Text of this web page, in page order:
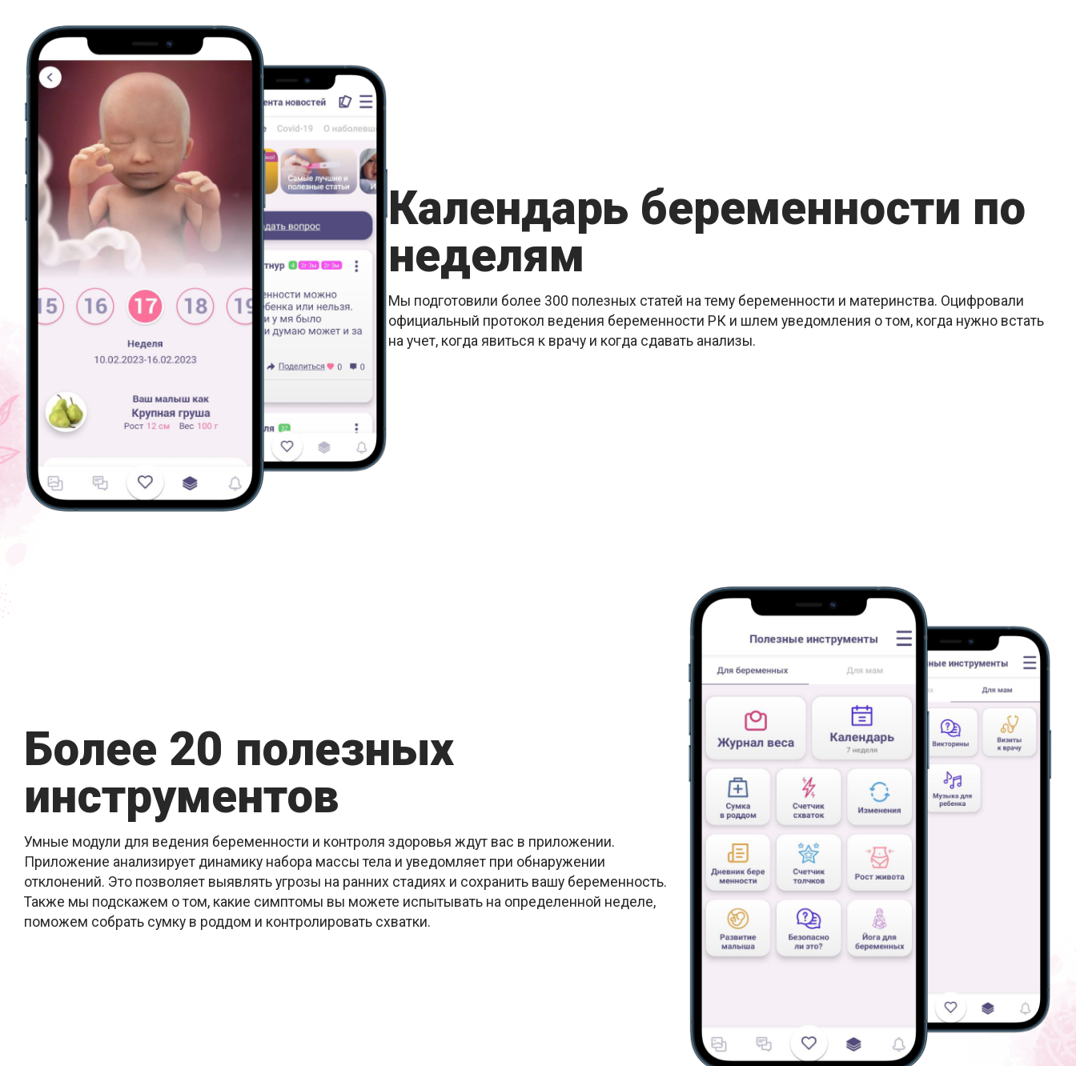
Календарь беременности по
неделям
Мы подготовили более 300 полезных статей на тему беременности и материнства. Оцифровали
официальный протокол ведения беременности РК и шлем уведомления о том, когда нужно встать
на учет, когда явиться к врачу и когда сдавать анализы.
Более 20 полезных
инструментов
Умные модули для ведения беременности и контроля здоровья ждут вас в приложении.
Приложение анализирует динамику набора массы тела и уведомляет при обнаружении
отклонений. Это позволяет выявлять угрозы на ранних стадиях и сохранить вашу беременность.
Также мы подскажем о том, какие симптомы вы можете испытывать на определенной неделе,
поможем собрать сумку в роддом и контролировать схватки.